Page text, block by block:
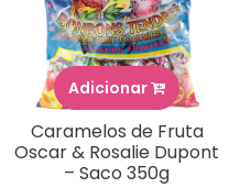
Adicionar
Caramelos de Fruta
Oscar & Rosalie Dupont
– Saco 350g